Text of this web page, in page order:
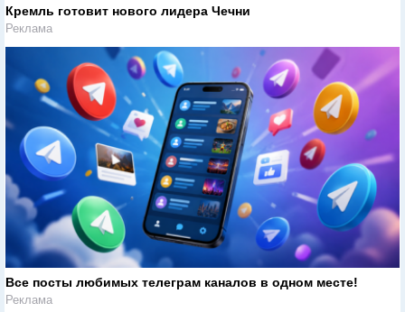
Кремль готовит нового лидера Чечни
Реклама
Все посты любимых телеграм каналов в одном месте!
Реклама